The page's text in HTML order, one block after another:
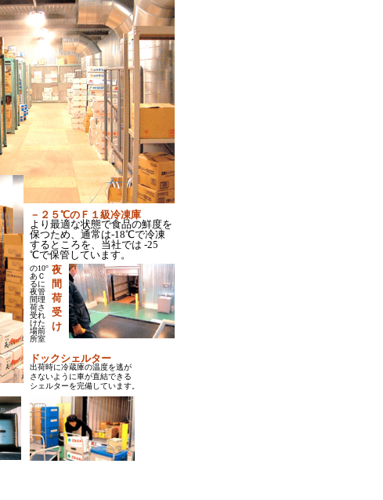
－２５℃のＦ１級冷凍庫
より最適な状態で食品の鮮度を
保つため、通常は-18℃で冷凍
するところを、当社では -25
℃で保管しています。
夜
間
荷
受
け
の10°
あＣ
るに
夜管
間理
荷さ
受れ
けた
場前
所室
ドックシェルター
出荷時に冷蔵庫の温度を逃が
さないように車が直結できる
シェルターを完備しています。